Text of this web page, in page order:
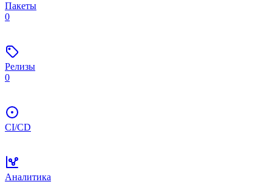
Пакеты
0
Релизы
0
CI/CD
Аналитика